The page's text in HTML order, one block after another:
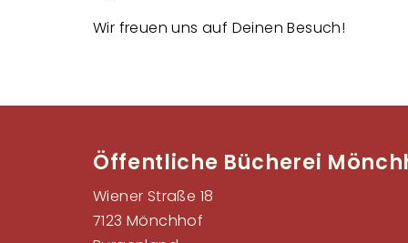
Wir freuen uns auf Deinen Besuch!
Öffentliche Bücherei
Wiener Straße 18
7123 Mönchhof